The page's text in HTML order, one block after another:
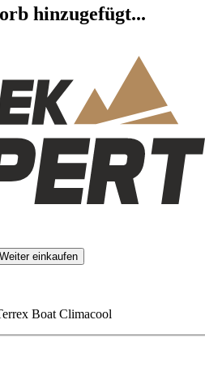
hinzugefügt...
Weiter einkaufen
Boat Climacool